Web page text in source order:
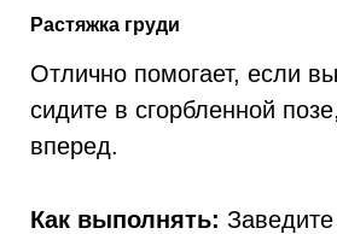
Растяжка груди
Отлично помогает, если
сидите в сгорбленной
вперед.
Как выполнять: